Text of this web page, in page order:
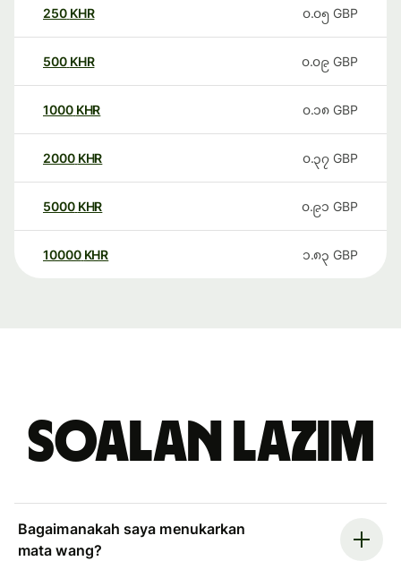
250 KHR ၀.၀၅ GBP
500 KHR ၀.၀၉ GBP
1000 KHR ၀.၁၈ GBP
2000 KHR ၀.၃၇ GBP
5000 KHR ၀.၉၁ GBP
10000 KHR ၁.၈၃ GBP
Soalan Lazim
Bagaimanakah saya menukarkan
mata wang?